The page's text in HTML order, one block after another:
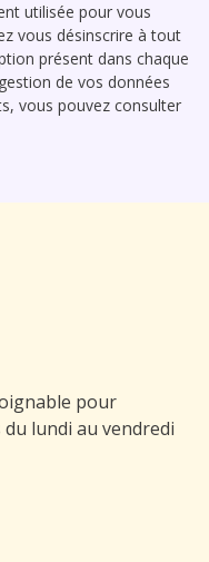
utilisée pour vous
vous désinscrire à tout
présent dans chaque
de vos données
vous pouvez consulter
pour
lundi au vendredi